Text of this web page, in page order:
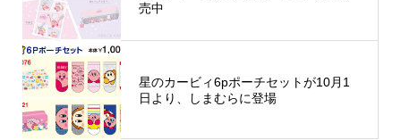
売中
星のカービィ6pポーチセットが10月1
日より、しまむらに登場